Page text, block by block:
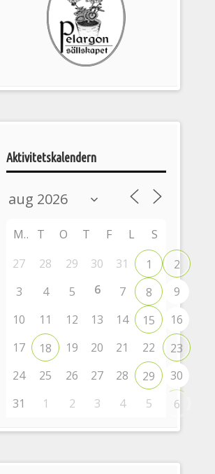
Pelargonsällskapets
aktiviteter
Aktivitetskalendern
M T O T F L
S
27
28 29 30 31 1
2
3
4 5 6 7 8
9
10
11 12 13 14 15
16
17
18 19 20 21 22
23
24
25 26 27 28 29
30
31
1 2 3 4 5 6